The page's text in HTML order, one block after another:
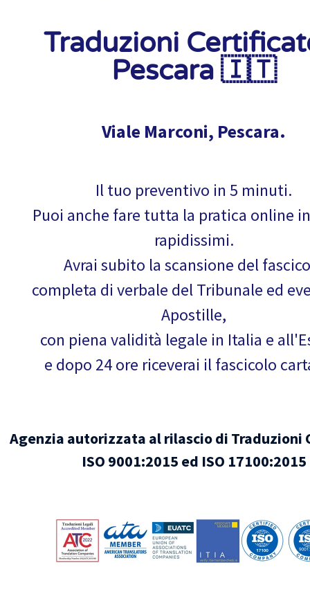
Traduzioni
Pescara 🇮🇹
Viale Marconi, Pescara.
Il tuo preventivo in 5 minuti.
Puoi anche fare tutta la pratica online
rapidissimi.
Avrai subito la scansione del
completa di verbale del Tribunale ed
Apostille,
con piena validità legale in Italia e
e dopo 24 ore riceverai il fascicolo
Agenzia autorizzata al rilascio di Traduzioni
ISO 9001:2015 ed ISO 17100:2015